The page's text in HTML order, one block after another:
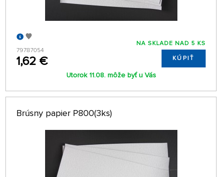
79787054
1,62 €
NA SKLADE NAD 5 KS
KÚPIŤ
Utorok 11.08. môže byť u Vás
Brúsny papier P800(3ks)